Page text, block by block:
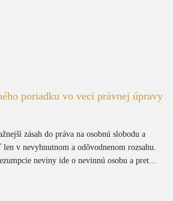
poriadku vo veci právnej úpravy
zásah do práva na osobnú slobodu a
v nevyhnutnom a odôvodnenom rozsahu.
neviny ide o nevinnú osobu a pret...